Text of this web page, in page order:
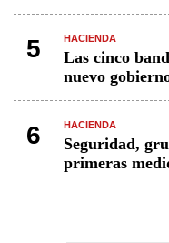
5 HACIENDA
Las cinco
nuevo
6 HACIENDA
Seguridad,
primeras